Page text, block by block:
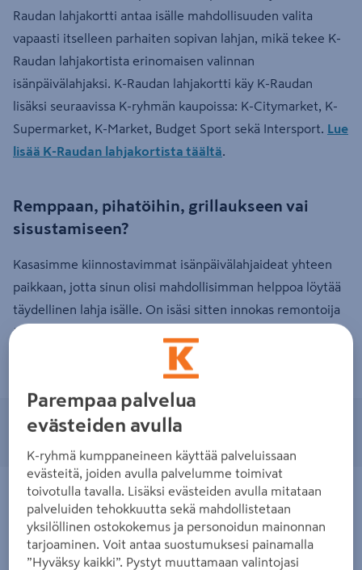
Raudan lahjakortti antaa isälle mahdollisuuden valita
vapaasti itselleen parhaiten sopivan lahjan, mikä tekee K-
Raudan lahjakortista erinomaisen valinnan
isänpäivälahjaksi. K-Raudan lahjakortti käy K-Raudan
lisäksi seuraavissa K-ryhmän kaupoissa: K-Citymarket, K-
Supermarket, K-Market, Budget Sport sekä Intersport. Lue
lisää K-Raudan lahjakortista täältä
Remppaan, pihatöihin, grillaukseen vai
sisustamiseen?
Kasasimme kiinnostavimmat isänpäivälahjaideat yhteen
paikkaan, jotta sinun olisi mahdollisimman helppoa löytää
täydellinen lahja isälle. On isäsi sitten innokas remontoija
tai sisustaja, alta löydät erinomaisia tuotteita niin lahjaksi
Ruuvauskärkisarja räikällä Ironside
31-osainen
Hylsysarja Bahco SBSL25 1/4in 25-
osainen
Parempaa palvelua
evästeiden avulla
K-ryhmä kumppaneineen käyttää palveluissaan
evästeitä, joiden avulla palvelumme toimivat
toivotulla tavalla. Lisäksi evästeiden avulla mitataan
palveluiden tehokkuutta sekä mahdollistetaan
yksilöllinen ostokokemus ja personoidun mainonnan
tarjoaminen. Voit antaa suostumuksesi painamalla
”Hyväksy kaikki”. Pystyt muuttamaan valintojasi